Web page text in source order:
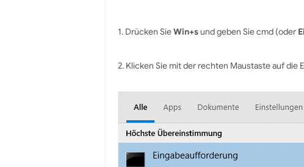
1. Drücken SieWin+sund geben Sie cmd (oder
2. Klicken Sie mit der rechten Maustaste auf die